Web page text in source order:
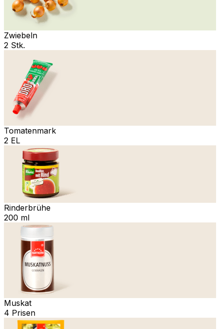
Zwiebeln
2 Stk.
Tomatenmark
2 EL
Rinderbrühe
200 ml
Muskat
4 Prisen